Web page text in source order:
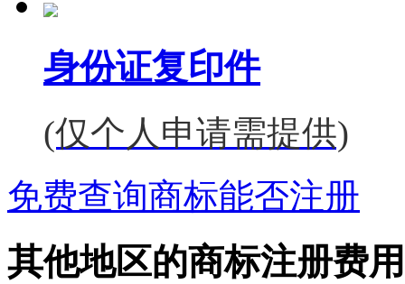
身份证复印件
(仅个人申请需提供)
免费查询商标能否注册
其他地区的商标注册费用